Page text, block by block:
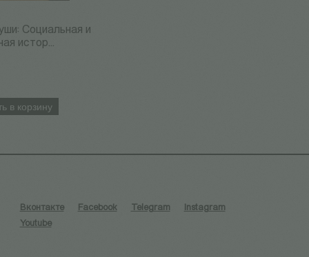
Cоциальная и
истор...
в корзину
Вконтакте Facebook Telegram
Instagram
Youtube